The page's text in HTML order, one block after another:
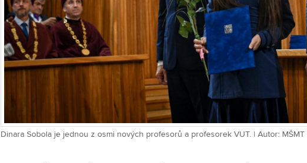
Dinara Sobola je jednou z osmi nových profesorů a profesorek VUT. | Autor: MŠMT